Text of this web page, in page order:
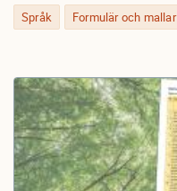
Språk Formulär och mallar